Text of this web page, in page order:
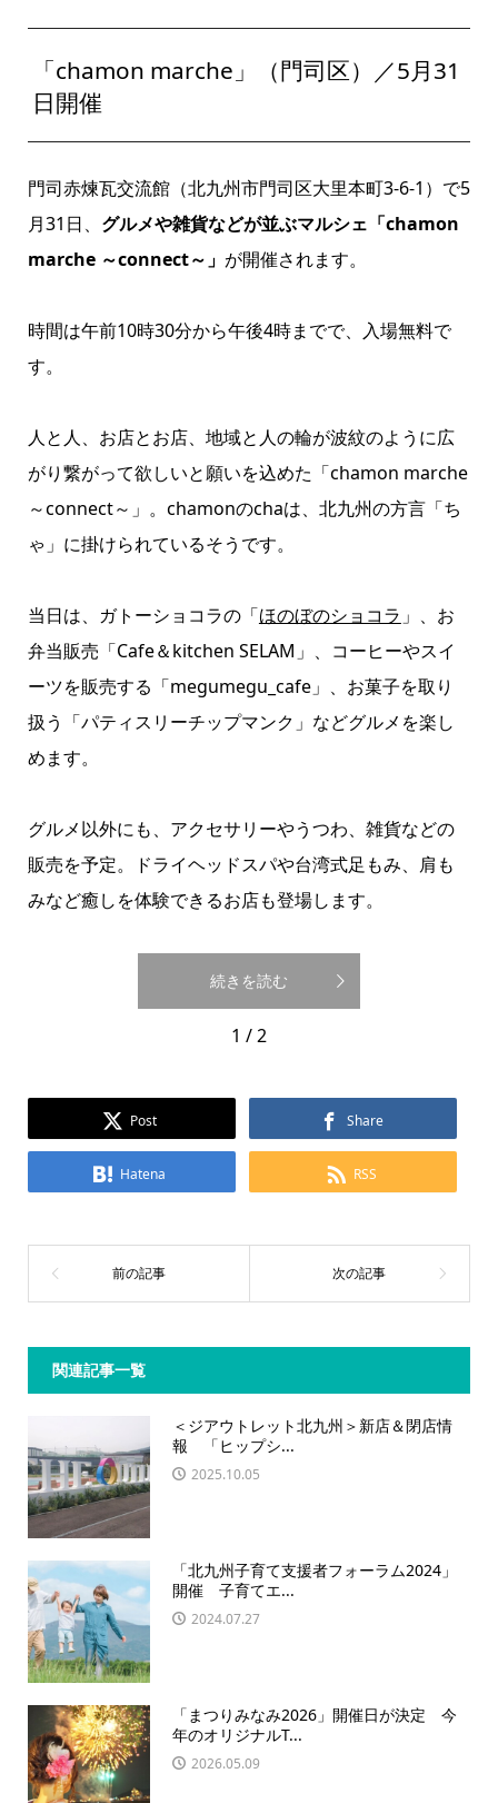
「chamon marche」（門司区）／5月31
日開催
門司赤煉瓦交流館（北九州市門司区大里本町3-6-1）で5
月31日、 グルメや雑貨などが並ぶマルシェ「chamon
marche ～connect～」 が開催されます。
時間は午前10時30分から午後4時までで、入場無料で
す。
人と人、お店とお店、地域と人の輪が波紋のように広
がり繋がって欲しいと願いを込めた「chamon marche
～connect～」。chamonのchaは、北九州の方言「ち
ゃ」に掛けられているそうです。
当日は、ガトーショコラの「ほのぼのショコラ 」、お
弁当販売「Cafe＆kitchen SELAM」、コーヒーやスイ
ーツを販売する「megumegu_cafe」、お菓子を取り
扱う「パティスリーチップマンク」などグルメを楽し
めます。
グルメ以外にも、アクセサリーやうつわ、雑貨などの
販売を予定。ドライヘッドスパや台湾式足もみ、肩も
みなど癒しを体験できるお店も登場します。
続きを読む
1 / 2
Post Share
Hatena RSS
関連記事一覧
＜ジアウトレット北九州＞新店＆閉店情
報 「ヒップシ...
2025.10.05
「北九州子育て支援者フォーラム2024」
開催 子育てエ...
2024.07.27
「まつりみなみ2026」開催日が決定 今
年のオリジナルT...
2026.05.09